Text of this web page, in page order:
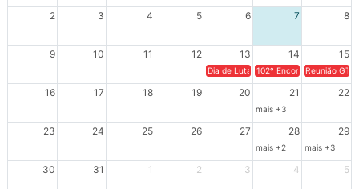
2 3 4 5 6 7 8
9 10 11 12 13 14 15
Dia de Luta em Defesa de Cuba e da
102º Encontro da
Reunião
16 17 18 19 20 21 22
mais +3
23 24 25 26 27 28 29
mais +2 mais +3
30 31 1 2 3 4 5